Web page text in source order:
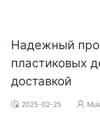
Надежный
пластиковых
доставкой
2025-02-25